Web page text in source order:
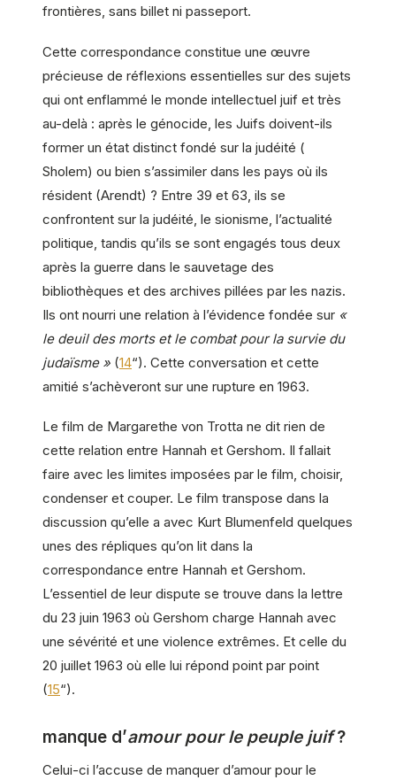
frontières, sans billet ni passeport.
Cette correspondance constitue une œuvre
précieuse de réflexions essentielles sur des sujets
qui ont enflammé le monde intellectuel juif et très
au-delà : après le génocide, les Juifs doivent-ils
former un état distinct fondé sur la judéité (
Sholem) ou bien s’assimiler dans les pays où ils
résident (Arendt) ? Entre 39 et 63, ils se
confrontent sur la judéité, le sionisme, l’actualité
politique, tandis qu’ils se sont engagés tous deux
après la guerre dans le sauvetage des
bibliothèques et des archives pillées par les nazis.
Ils ont nourri une relation à l’évidence fondée sur «
le deuil des morts et le combat pour la survie du
judaïsme » (14“). Cette conversation et cette
amitié s’achèveront sur une rupture en 1963.
Le film de Margarethe von Trotta ne dit rien de
cette relation entre Hannah et Gershom. Il fallait
faire avec les limites imposées par le film, choisir,
condenser et couper. Le film transpose dans la
discussion qu’elle a avec Kurt Blumenfeld quelques
unes des répliques qu’on lit dans la
correspondance entre Hannah et Gershom.
L’essentiel de leur dispute se trouve dans la lettre
du 23 juin 1963 où Gershom charge Hannah avec
une sévérité et une violence extrêmes. Et celle du
20 juillet 1963 où elle lui répond point par point
(15“).
manque d’amour pour le peuple juif?
Celui-ci l’accuse de manquer d’amour pour le